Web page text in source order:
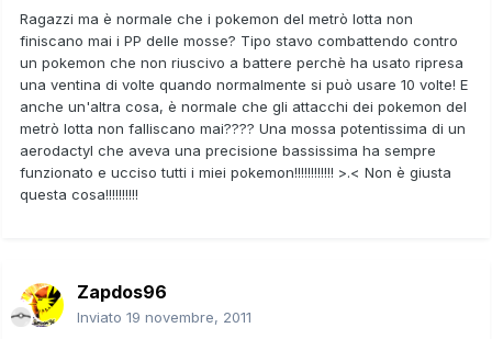
Ragazzi ma è normale che i pokemon del metrò lotta non
finiscano mai i PP delle mosse? Tipo stavo combattendo contro
un pokemon che non riuscivo a battere perchè ha usato ripresa
una ventina di volte quando normalmente si può usare 10 volte! E
anche un'altra cosa, è normale che gli attacchi dei pokemon del
metrò lotta non falliscano mai???? Una mossa potentissima di un
aerodactyl che aveva una precisione bassissima ha sempre
funzionato e ucciso tutti i miei pokemon!!!!!!!!!!!! >.< Non è giusta
questa cosa!!!!!!!!!!
Zapdos96
Inviato 19 novembre, 2011